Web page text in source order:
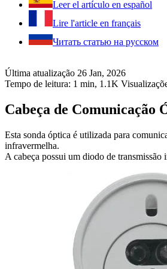
Leer el artículo en español
Lire l'article en français
Читать статью на русском
Última atualização 26 Jan, 2026
Tempo de leitura: 1 min, 1.1K
Cabeça de Comunicação
Esta sonda óptica é utilizada para
infravermelha.
A cabeça possui um diodo de